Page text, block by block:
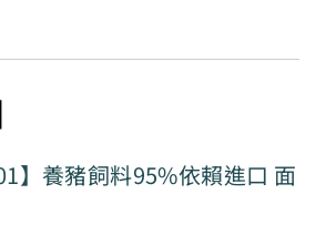
】養豬飼料95%依賴進口 面